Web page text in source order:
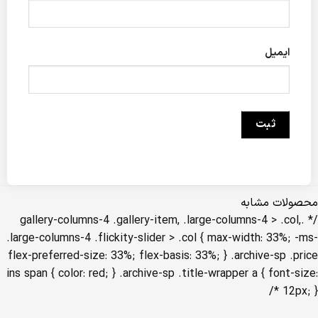
ایمیل
محصولات مشابه